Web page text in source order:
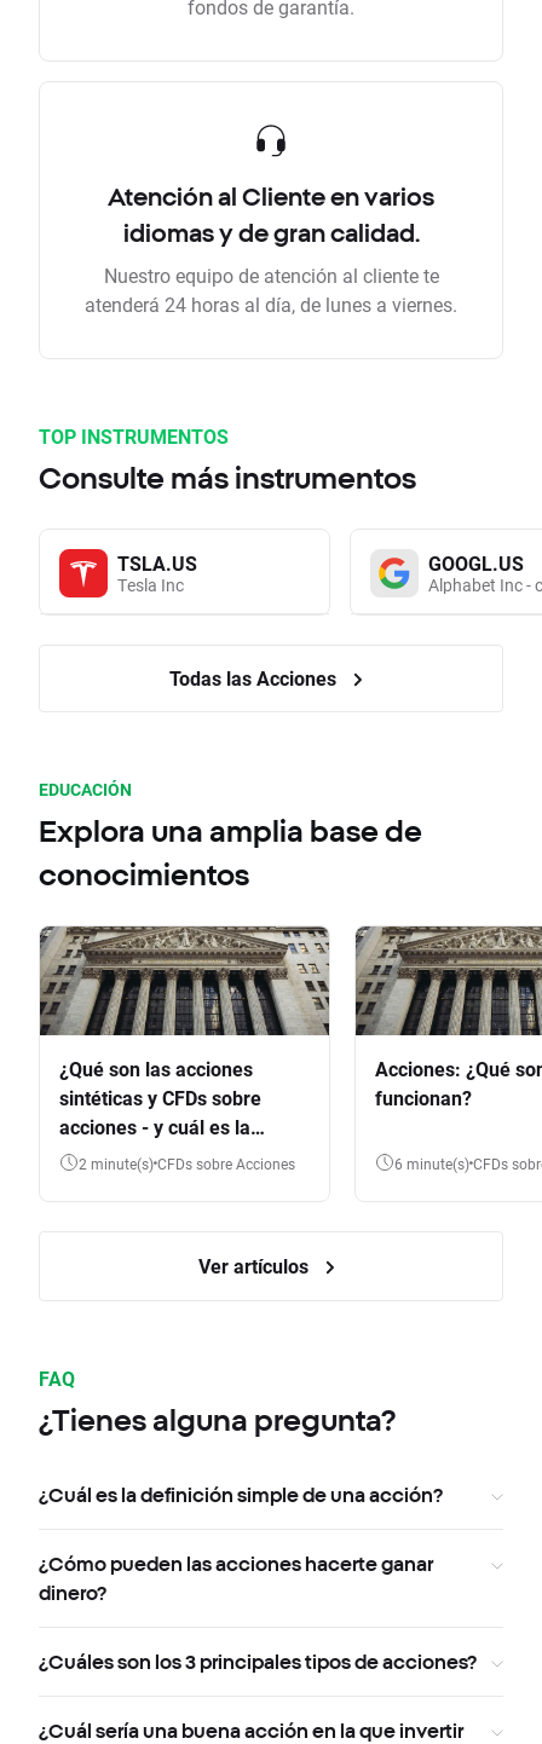
fondos de garantía.
Atención al Cliente en varios
idiomas y de gran calidad.
Nuestro equipo de atención al cliente te
atenderá 24 horas al día, de lunes a viernes.
TOP INSTRUMENTOS
Consulte más instrumentos
TSLA.US
Tesla Inc
GOOGL.US
Alphabet Inc -
Todas las Acciones
EDUCACIÓN
Explora una amplia base de
conocimientos
¿Qué son las acciones
sintéticas y CFDs sobre
acciones - y cuál es la
diferencia?
2 minute(s) CFDs sobre Acciones
Acciones: ¿Qué
funcionan?
6 minute(s) CFDs
Ver artículos
FAQ
¿Tienes alguna pregunta?
¿Cuál es la definición simple de una acción?
¿Cómo pueden las acciones hacerte ganar
dinero?
¿Cuáles son los 3 principales tipos de acciones?
¿Cuál sería una buena acción en la que invertir